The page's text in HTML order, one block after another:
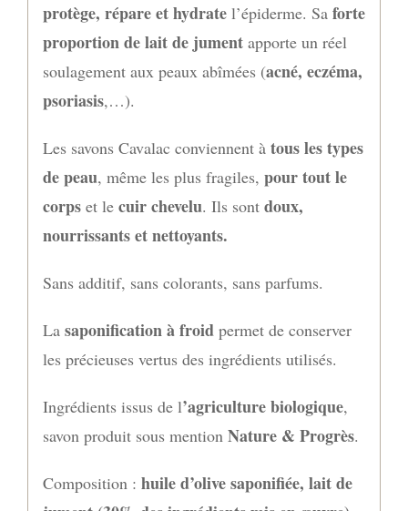
protège, répare et hydratel’épiderme. Sa forte
proportion de lait de jumentapporte un réel
soulagement aux peaux abîmées (acné, eczéma,
psoriasis,…).
Les savons Cavalac conviennent à tous les types
de peau, même les plus fragiles, pour tout le
corpset le cuir chevelu. Ils sont doux,
nourrissants et nettoyants.
Sans additif, sans colorants, sans parfums.
Lasaponification à froidpermet de conserver
les précieuses vertus des ingrédients utilisés.
Ingrédients issus de l’agriculture biologique,
savon produit sous mention Nature & Progrès.
Composition : huile d’olive saponifiée, lait de